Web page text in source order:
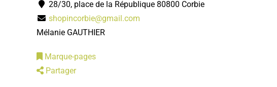
28/30, place de la République 80800 Corbie
shopincorbie@gmail.com
Mélanie GAUTHIER
Marque-pages
Partager